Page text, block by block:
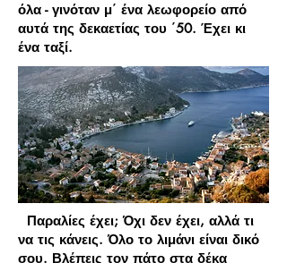
όλα - γινόταν μ΄ ένα λεωφορείο από
αυτά της δεκαετίας του ΄50. Έχει κι
ένα ταξί.
Παραλίες έχει; Όχι δεν έχει, αλλά τι
να τις κάνεις. Όλο το λιμάνι είναι δικό
σου. Βλέπεις τον πάτο στα δέκα